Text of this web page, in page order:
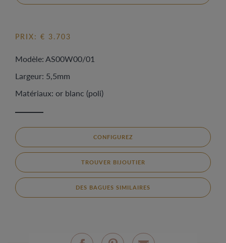
PRIX: € 3.703
Modèle: AS00W00/01
Largeur: 5,5mm
Matériaux: or blanc (poli)
CONFIGUREZ
TROUVER BIJOUTIER
DES BAGUES SIMILAIRES